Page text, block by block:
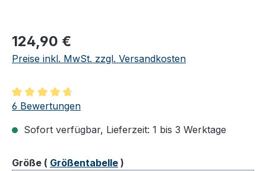
Regulärer Preis:
124,90 €
Preise inkl. MwSt. zzgl. Versandkosten
Durchschnittliche Bewertung von 4.83 von 5 Sternen
6 Bewertungen
Sofort verfügbar, Lieferzeit: 1 bis 3 Werktage
Größeauswählen
( Größentabelle )